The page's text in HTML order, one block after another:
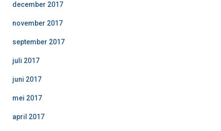
december 2017
november 2017
september 2017
juli 2017
juni 2017
mei 2017
april 2017